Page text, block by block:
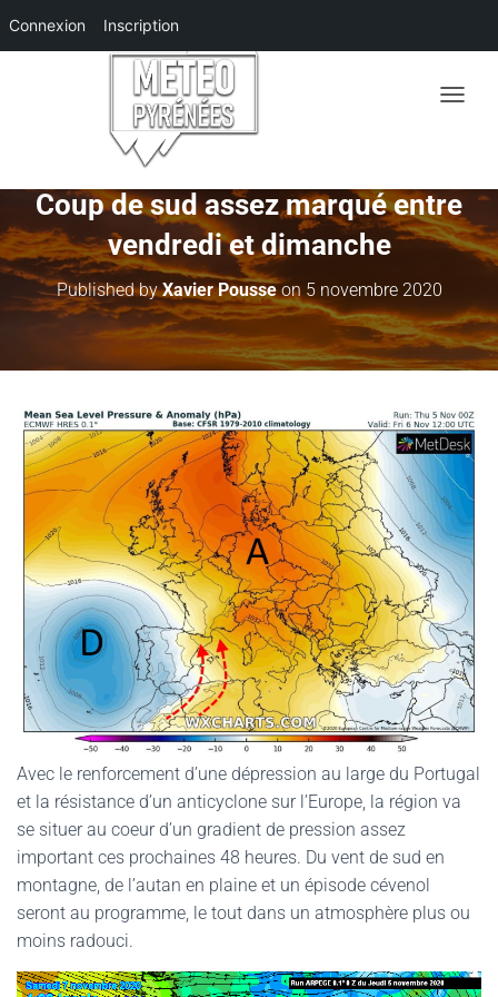
Connexion Inscription
I
R
/
M
E
R
N
A
G
A
T
I
N
Coup de sud assez marqué entre
vendredi et dimanche
Published byXavier Pousseon5 novembre 2020
Avec le renforcement d’une dépression au large du Portugal
et la résistance d’un anticyclone sur l’Europe, la région va
se situer au coeur d’un gradient de pression assez
important ces prochaines 48 heures. Du vent de sud en
montagne, de l’autan en plaine et un épisode cévenol
seront au programme, le tout dans un atmosphère plus ou
moins radouci.